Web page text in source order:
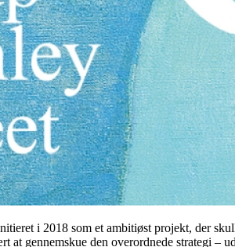
i 2018 som et ambitiøst projekt, der
at gennemskue den overordnede strategi –